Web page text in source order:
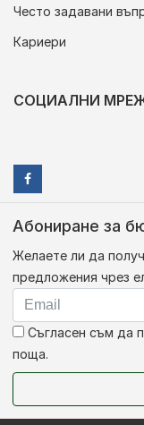
Често задавани
Кариери
СОЦИАЛНИ
Абониране за
Желаете ли да
предложения чрез
Съгласен съм да
поща.